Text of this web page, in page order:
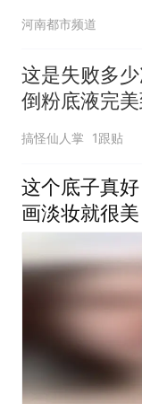
看明白是怎
河南都市频道
这是失败多少
倒粉底液完
妥的人间分
搞怪仙人掌 1跟贴
这个底子真
画淡妆就很美